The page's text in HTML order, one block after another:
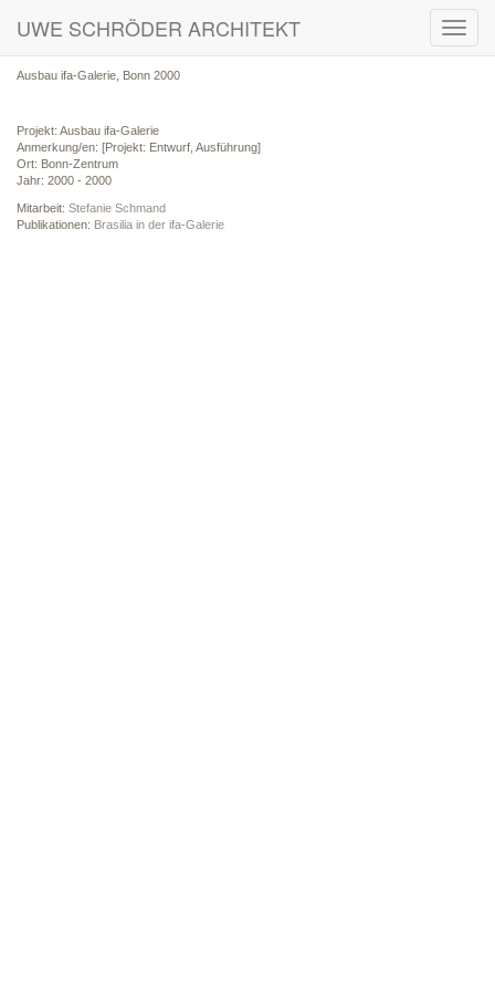
UWE SCHRÖDER ARCHITEKT
Ausbau ifa-Galerie, Bonn 2000
Projekt: Ausbau ifa-Galerie
Anmerkung/en: [Projekt: Entwurf, Ausführung]
Ort: Bonn-Zentrum
Jahr: 2000 - 2000
Mitarbeit: Stefanie Schmand
Publikationen: Brasilia in der ifa-Galerie